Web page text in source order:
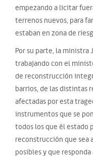
empezando a licitar
terrenos nuevos, para
estaban en zona de
Por su parte, la ministra
trabajando con el
de reconstrucción
barrios, de las distintas
afectadas por esta
instrumentos que se
todos los que él estado
reconstrucción que sea
posibles y que